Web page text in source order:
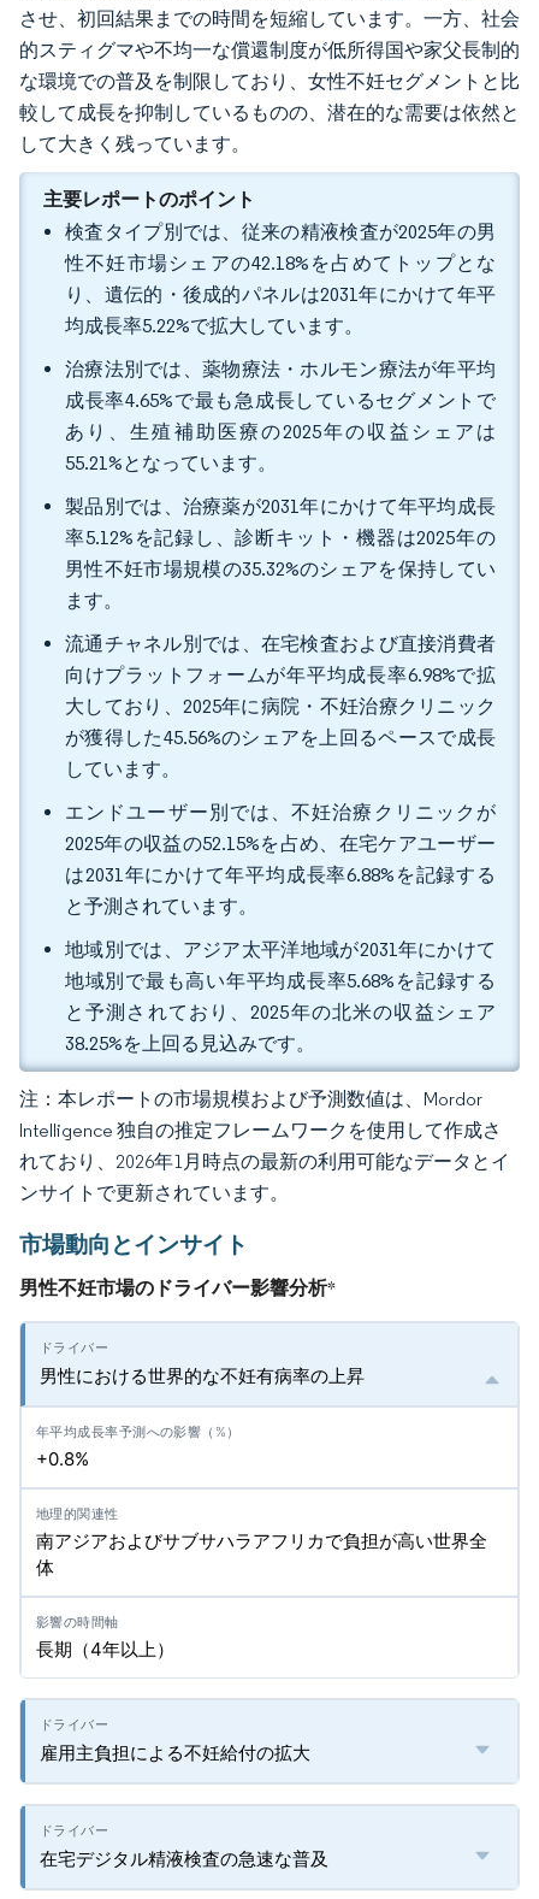
させ、初回結果までの時間を短縮しています。一方、社会
的スティグマや不均一な償還制度が低所得国や家父長制的
な環境での普及を制限しており、女性不妊セグメントと比
較して成長を抑制しているものの、潜在的な需要は依然と
して大きく残っています。
主要レポートのポイント
検査タイプ別では、従来の精液検査が2025年の男
性不妊市場シェアの42.18%を占めてトップとな
り、遺伝的・後成的パネルは2031年にかけて年平
均成長率5.22%で拡大しています。
治療法別では、薬物療法・ホルモン療法が年平均
成長率4.65%で最も急成長しているセグメントで
あり、生殖補助医療の2025年の収益シェアは
55.21%となっています。
製品別では、治療薬が2031年にかけて年平均成長
率5.12%を記録し、診断キット・機器は2025年の
男性不妊市場規模の35.32%のシェアを保持してい
ます。
流通チャネル別では、在宅検査および直接消費者
向けプラットフォームが年平均成長率6.98%で拡
大しており、2025年に病院・不妊治療クリニック
が獲得した45.56%のシェアを上回るペースで成長
しています。
エンドユーザー別では、不妊治療クリニックが
2025年の収益の52.15%を占め、在宅ケアユーザー
は2031年にかけて年平均成長率6.88%を記録する
と予測されています。
地域別では、アジア太平洋地域が2031年にかけて
地域別で最も高い年平均成長率5.68%を記録する
と予測されており、2025年の北米の収益シェア
38.25%を上回る見込みです。
注：本レポートの市場規模および予測数値は、Mordor
Intelligence 独自の推定フレームワークを使用して作成さ
れており、2026年1月時点の最新の利用可能なデータとイ
ンサイトで更新されています。
市場動向とインサイト
男性不妊市場のドライバー影響分析*
男性における世界的な不妊有病率の上昇
+0.8%
南アジアおよびサブサハラアフリカで負担が高い世界全
体
長期（4年以上）
雇用主負担による不妊給付の拡大
在宅デジタル精液検査の急速な普及